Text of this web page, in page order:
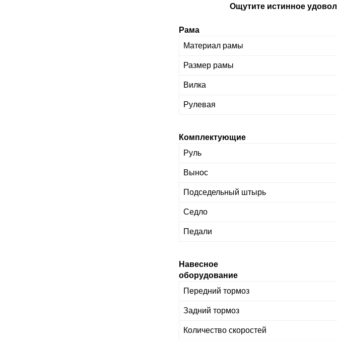
Ощутите истинное
Рама
Материал рамы
Размер рамы
Вилка
Рулевая
Комплектующие
Руль
Вынос
Подседельный штырь
Седло
Педали
Навесное
оборудование
Передний тормоз
Задний тормоз
Количество скоростей